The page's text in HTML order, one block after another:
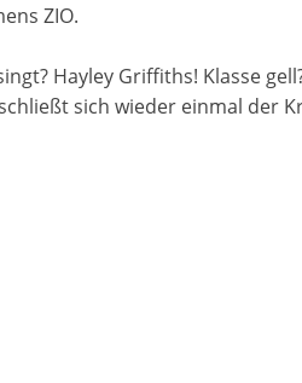
ZIO.
Hayley Griffiths! Klasse
sich wieder einmal der